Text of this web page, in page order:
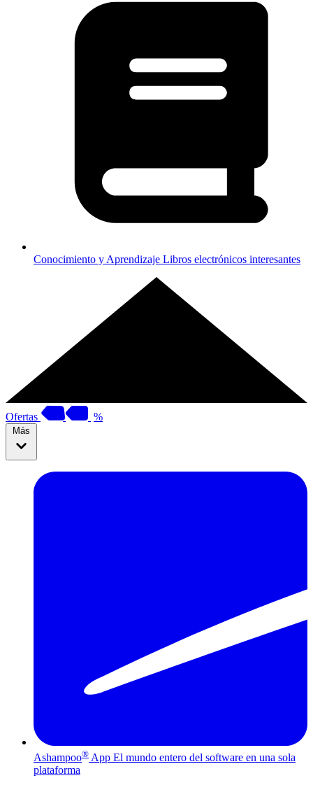
Conocimiento y Aprendizaje Libros electrónicos interesantes
Ofertas %
Más
Ashampoo® App El mundo entero del software en una sola
plataforma